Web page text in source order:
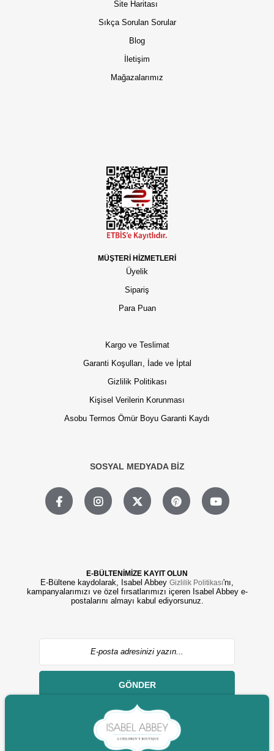
Site Haritası
Sıkça Sorulan Sorular
Blog
İletişim
Mağazalarımız
MÜŞTERİ HİZMETLERİ
Üyelik
Sipariş
Para Puan
Kargo ve Teslimat
Garanti Koşulları, İade ve İptal
Gizlilik Politikası
Kişisel Verilerin Korunması
Asobu Termos Ömür Boyu Garanti Kaydı
SOSYAL MEDYADA BİZ
E-BÜLTENİMİZE KAYIT OLUN
E-Bültene kaydolarak, Isabel Abbey Gizlilik Politikası'nı,
kampanyalarımızı ve özel fırsatlarımızı içeren Isabel Abbey e-
postalarını almayı kabul ediyorsunuz.
GÖNDER